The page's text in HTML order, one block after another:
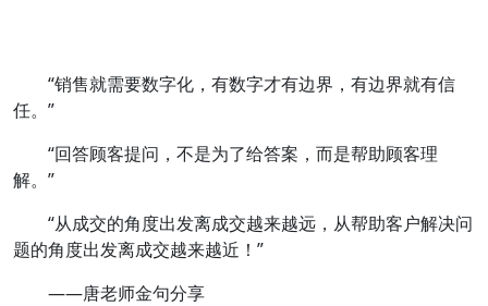
“销售就需要数字化，有数字才有边界，有边界就有信
任。”
“回答顾客提问，不是为了给答案，而是帮助顾客理
解。”
“从成交的角度出发离成交越来越远，从帮助客户解决问
题的角度出发离成交越来越近！”
——唐老师金句分享